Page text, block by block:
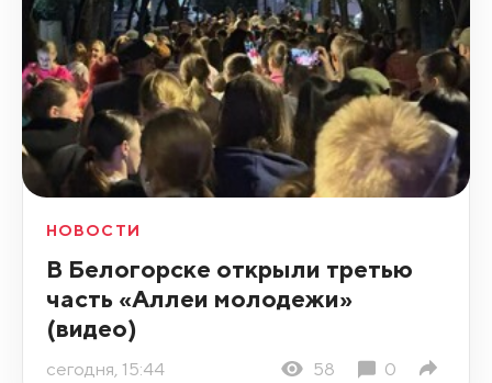
НОВОСТИ
В Белогорске открыли третью
часть «Аллеи молодежи»
(видео)
сегодня, 15:44 58 0